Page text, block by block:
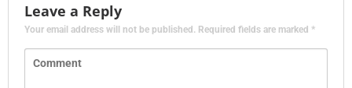
Leave a Reply
Your email address will not be published. Required fields are marked *